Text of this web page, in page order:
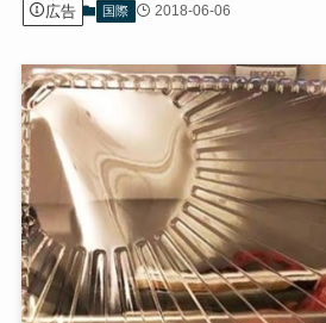
広告 国際 2018-06-06